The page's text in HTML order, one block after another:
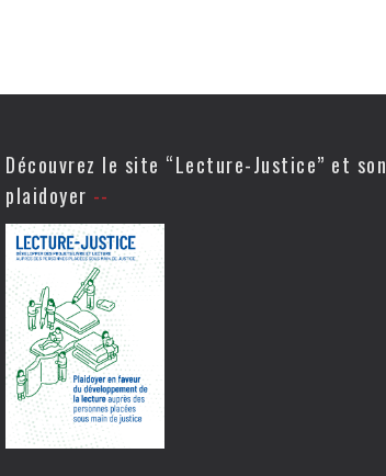
Découvrez le site “Lecture-Justice” et son
plaidoyer